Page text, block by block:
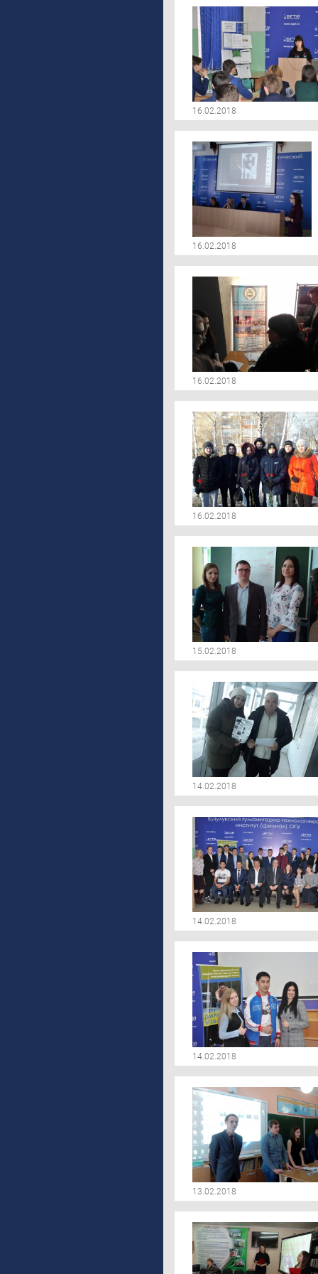
16.02.2018
16.02.2018
16.02.2018
16.02.2018
15.02.2018
14.02.2018
14.02.2018
14.02.2018
13.02.2018